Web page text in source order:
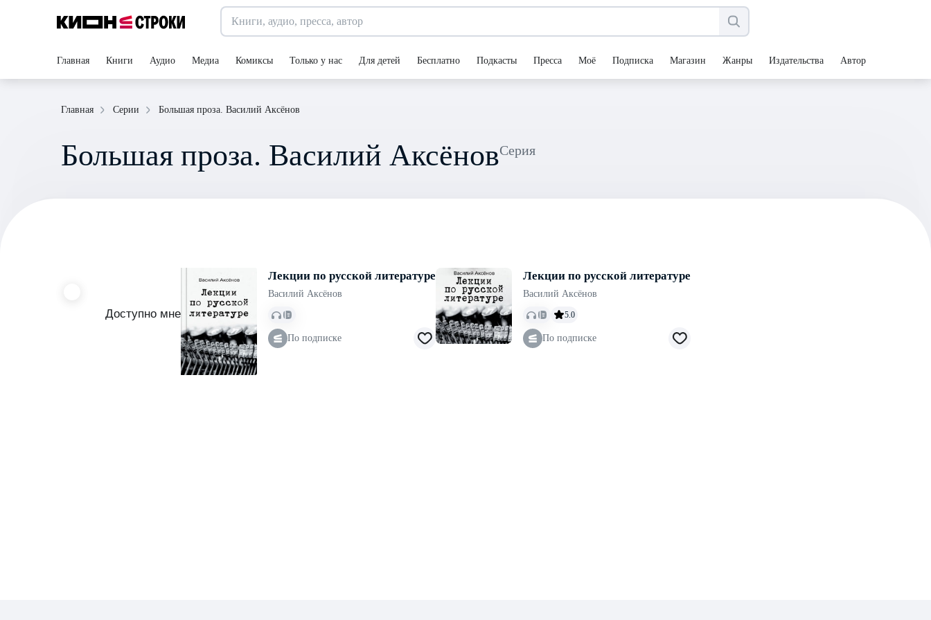
Главная Книги Аудио Медиа Комиксы Только у нас Для детей Бесплатно Подкасты Пресса Моё Подписка Магазин Жанры Издательства Авторы
Главная Серии Большая проза. Василий Аксёнов
Большая проза. Василий Аксёнов Серия
Доступно мне
Лекции по русской литературе
Василий Аксёнов
По подписке
Лекции по русской литературе
Василий Аксёнов
5.0
По подписке